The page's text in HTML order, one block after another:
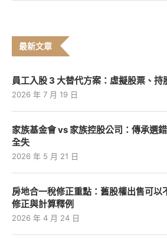
最新文章
員工入股 3 大替代方案：虛擬股票、持
2026 年 7 月 19 日
家族基金會 vs 家族控股公司：傳承選
全失
2026 年 5 月 21 日
房地合一稅修正重點：舊股權出售可以
修正與計算釋例
2026 年 4 月 24 日